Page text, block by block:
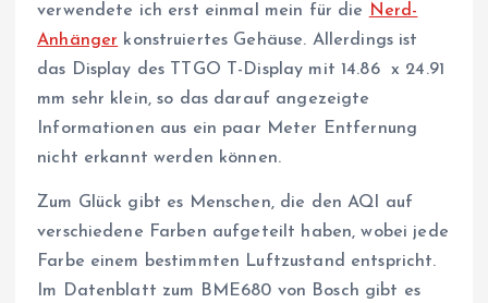
verwendete ich erst einmal mein für die
Nerd-
Anhänger konstruiertes Gehäuse. Allerdings ist
das Display des TTGO T-Display mit 14.86 x 24.91
mm sehr klein, so das darauf angezeigte
Informationen aus ein paar Meter Entfernung
nicht erkannt werden können.
Zum Glück gibt es Menschen, die den AQI auf
verschiedene Farben aufgeteilt haben, wobei jede
Farbe einem bestimmten Luftzustand entspricht.
Im Datenblatt zum BME680 von Bosch gibt es